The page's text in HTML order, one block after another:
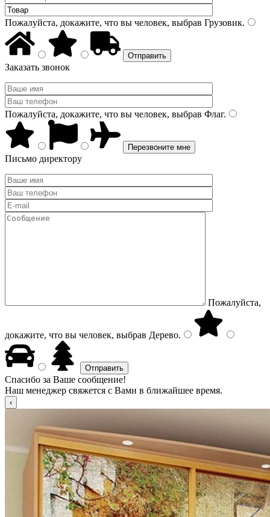
Пожалуйста, докажите, что вы человек, выбрав Грузовик.
Заказать звонок
Пожалуйста, докажите, что вы человек, выбрав Флаг.
Письмо директору
Пожалуйста,
докажите, что вы человек, выбрав Дерево.
Спасибо за Ваше сообщение!
Наш менеджер свяжется с Вами в ближайшее время.